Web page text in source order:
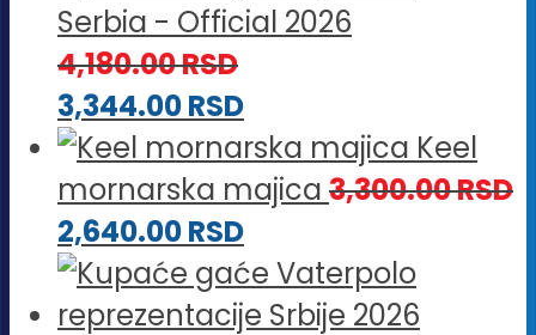
Serbia - Official 2026
4,180.00RSD
3,344.00RSD
Keel
mornarska majica 3,300.00RSD
2,640.00RSD